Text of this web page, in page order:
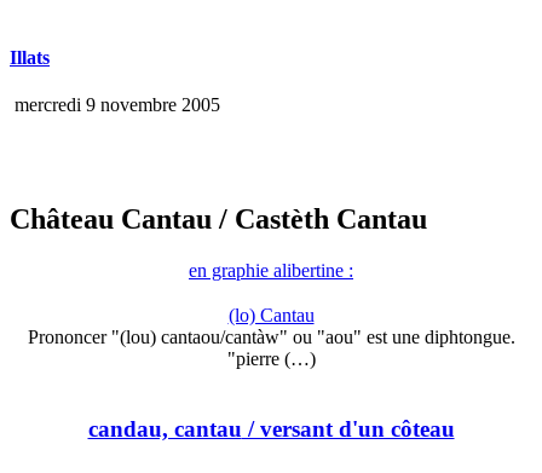
Illats
mercredi 9 novembre 2005
Château Cantau / Castèth Cantau
en graphie alibertine :
(lo) Cantau
Prononcer "(lou) cantaou/cantàw" ou "aou" est une diphtongue.
"pierre (…)
candau, cantau / versant d'un côteau